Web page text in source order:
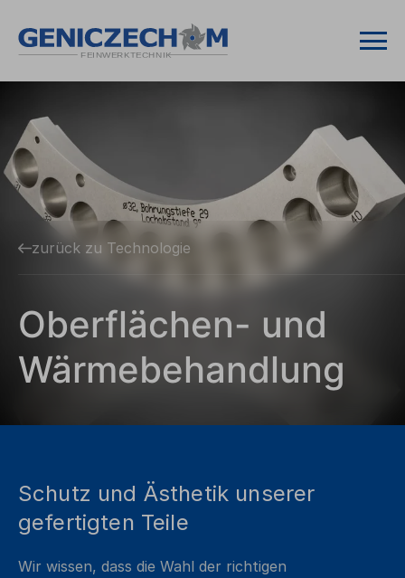
zurück zu Technologie
Oberflächen- und
Wärmebehandlung
Schutz und Ästhetik unserer
gefertigten Teile
Wir wissen, dass die Wahl der richtigen